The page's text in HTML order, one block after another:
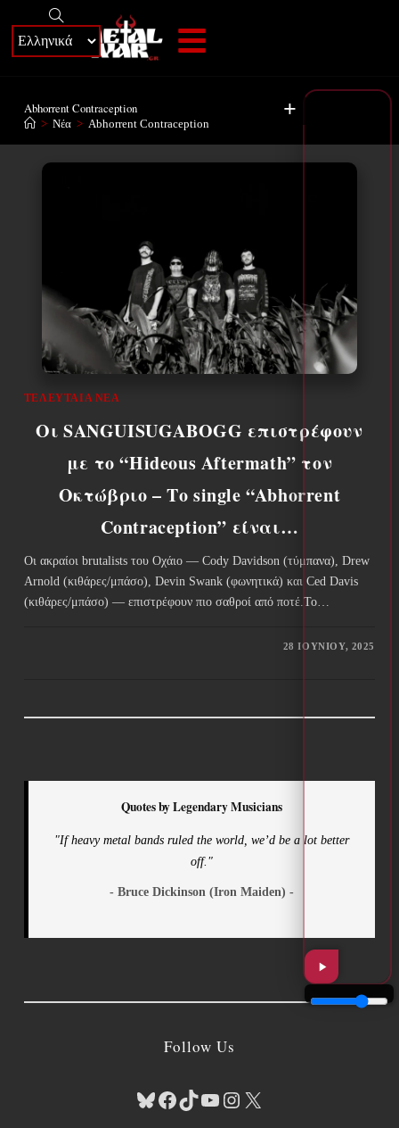
+
Abhorrent Contraception
> Νέα > Abhorrent Contraception
ΤΕΛΕΥΤΑΊΑ ΝΈΑ
Οι SANGUISUGABOGG επιστρέφουν
με το “Hideous Aftermath” τον
Οκτώβριο – Το single “Abhorrent
Contraception” είναι…
Οι ακραίοι brutalists του Οχάιο — Cody Davidson (τύμπανα), Drew
Arnold (κιθάρες/μπάσο), Devin Swank (φωνητικά) και Ced Davis
(κιθάρες/μπάσο) — επιστρέφουν πιο σαθροί από ποτέ.Το…
28 ΙΟΥΝΊΟΥ, 2025
Quotes by Legendary Musicians
"If heavy metal bands ruled the world, we’d be a lot better
off."
- Bruce Dickinson (Iron Maiden) -
Follow Us